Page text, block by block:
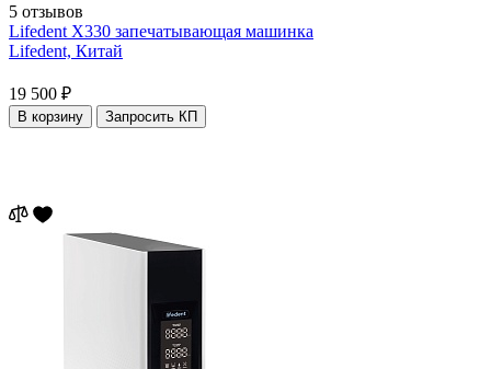
5 отзывов
Lifedent X330 запечатывающая машинка
Lifedent, Китай
19 500 ₽
В корзину Запросить КП